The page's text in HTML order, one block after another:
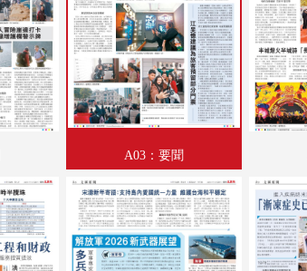
A22：國際
A03：要聞